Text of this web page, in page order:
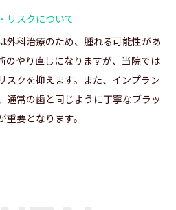
リスクについて
外科治療のため、腫れる可能性があ
のやり直しになりますが、当院では
スクを抑えます。また、インプラン
通常の歯と同じように丁寧なブラッ
要となります。